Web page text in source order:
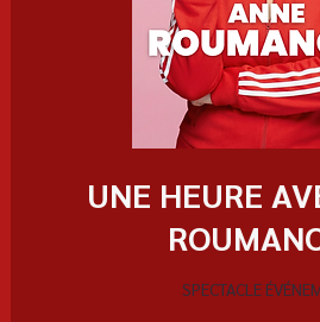
UNE HEURE
SPECTACLE